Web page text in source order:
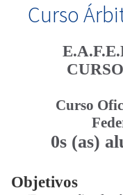
Curso
Curso
0s (as)
Objetivos